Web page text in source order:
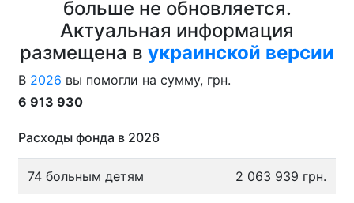
больше не обновляется.
Актуальная информация
размещена в украинской версии
В 2026 вы помогли на сумму, грн.
6 913 930
Расходы фонда в 2026
74 больным детям 2 063 939 грн.